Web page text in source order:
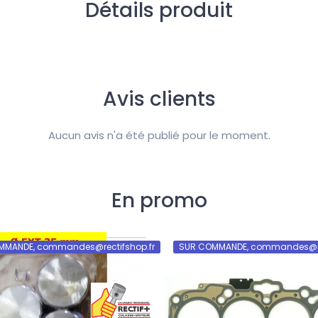
Détails produit
Avis clients
Aucun avis n'a été publié pour le moment.
En promo
commandes@rectifshop.fr SUR COMMANDE,